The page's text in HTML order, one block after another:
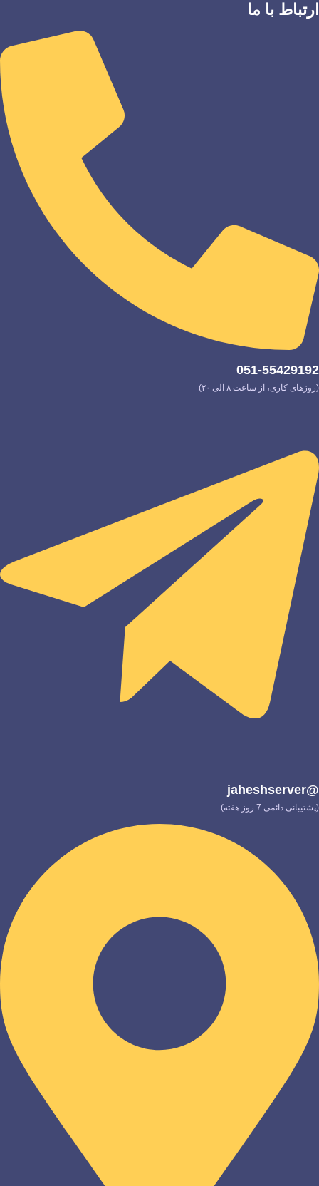
ارتباط با ما
051-55429192
(روزهای کاری، از ساعت ۸ الی ۲۰)
@jaheshserver
(پشتیبانی دائمی 7 روز هفته)